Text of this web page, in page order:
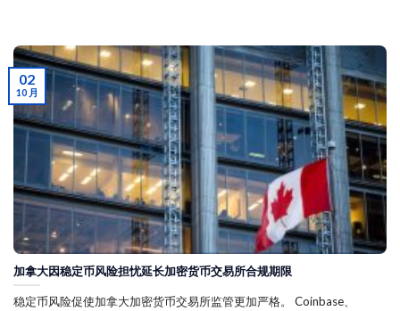
加拿大因稳定币风险担忧延长加密货币交易所合规期限
稳定币风险促使加拿大加密货币交易所监管更加严格。 Coinbase、
02
10 月